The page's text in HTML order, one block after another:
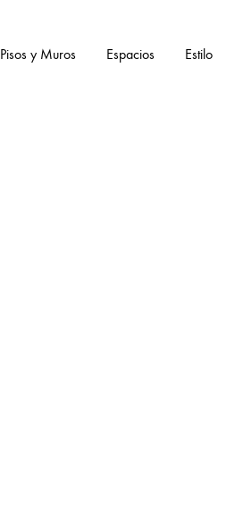
Pisos y Muros Espacios Estilo